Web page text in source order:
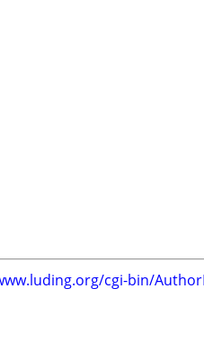
cgi-bin/